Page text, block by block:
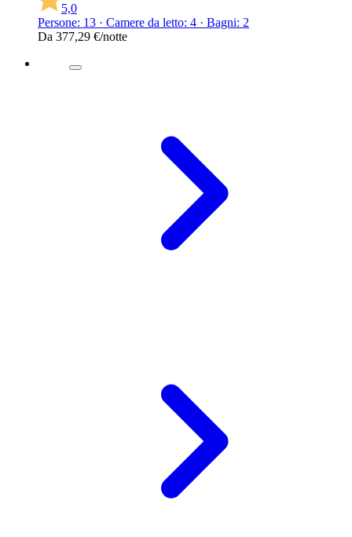
5,0
Persone: 13 · Camere da letto: 4 · Bagni: 2
Da 377,29 €/notte